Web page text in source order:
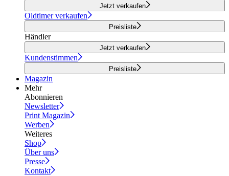
Jetzt verkaufen
Oldtimer verkaufen
Preisliste
Händler
Jetzt verkaufen
Kundenstimmen
Preisliste
Magazin
Mehr
Abonnieren
Newsletter
Print Magazin
Werben
Weiteres
Shop
Über uns
Presse
Kontakt